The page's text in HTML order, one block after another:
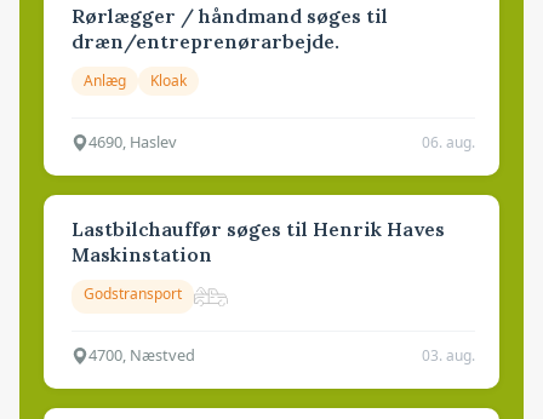
Rørlægger / håndmand søges til
dræn/entreprenørarbejde.
Anlæg Kloak
4690, Haslev 06. aug.
Lastbilchauffør søges til Henrik Haves
Maskinstation
Godstransport
4700, Næstved 03. aug.